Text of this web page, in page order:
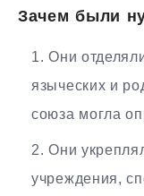
Зачем были
Они
языческих и
союза могла
Они
учреждения,